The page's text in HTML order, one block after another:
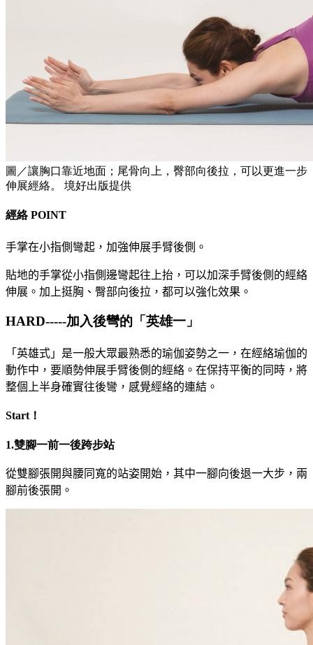
圖／讓胸口靠近地面；尾骨向上，臀部向後拉，可以更進一步
伸展經絡。 境好出版提供
經絡 POINT
手掌在小指側彎起，加強伸展手臂後側。
貼地的手掌從小指側邊彎起往上抬，可以加深手臂後側的經絡
伸展。加上挺胸、臀部向後拉，都可以強化效果。
HARD-----加入後彎的「英雄一」
「英雄式」是一般大眾最熟悉的瑜伽姿勢之一，在經絡瑜伽的
動作中，要順勢伸展手臂後側的經絡。在保持平衡的同時，將
整個上半身確實往後彎，感覺經絡的連結。
Start！
1.雙腳一前一後跨步站
從雙腳張開與腰同寬的站姿開始，其中一腳向後退一大步，兩
腳前後張開。